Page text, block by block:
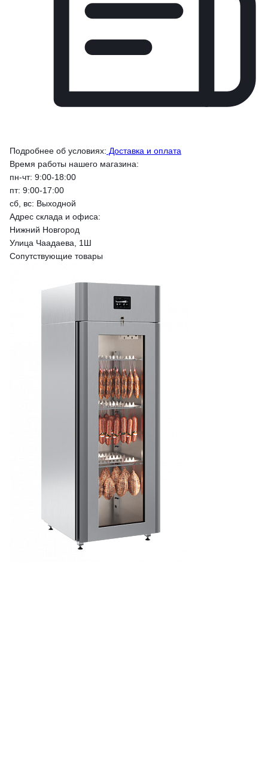
Подробнее об условиях: Доставка и оплата
Время работы нашего магазина:
пн-чт: 9:00-18:00
пт: 9:00-17:00
сб, вс: Выходной
Адрес склада и офиса:
Нижний Новгород
Улица Чаадаева, 1Ш
Сопутствующие товары